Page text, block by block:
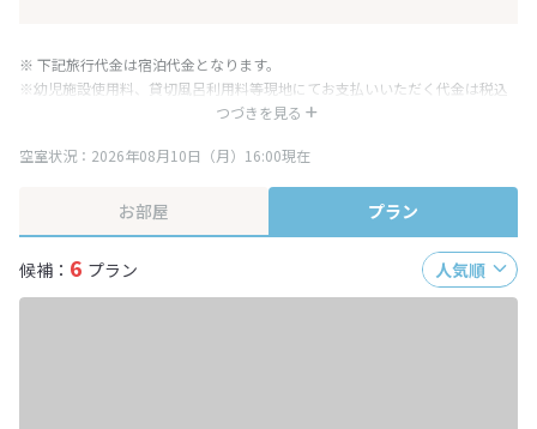
つづきを見る
※ 下記旅行代金は宿泊代金となります。
※幼児施設使用料、貸切風呂利用料等現地にてお支払いいただく代金は税込
み表記となりますが、消費税増税に伴い代金が一部変更となる場合がござい
※表示されている旅行代金・プラン内容は一定時間ごとに更新されます。最
空室状況：2026年08月10日（月）16:00現在
お部屋 プラン
候補： 6 プラン 人気順